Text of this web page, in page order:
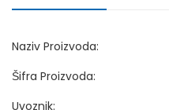
Naziv Proizvoda:
Šifra Proizvoda:
Uvoznik: